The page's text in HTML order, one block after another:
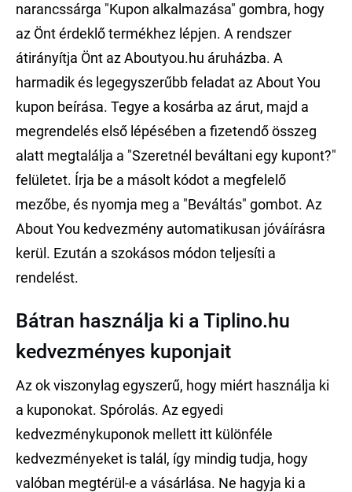
narancssárga "Kupon alkalmazása" gombra, hogy
az Önt érdeklő termékhez lépjen. A rendszer
átirányítja Önt az Aboutyou.hu áruházba. A
harmadik és legegyszerűbb feladat az About You
kupon beírása. Tegye a kosárba az árut, majd a
megrendelés első lépésében a fizetendő összeg
alatt megtalálja a "Szeretnél beváltani egy kupont?"
felületet. Írja be a másolt kódot a megfelelő
mezőbe, és nyomja meg a "Beváltás" gombot. Az
About You kedvezmény automatikusan jóváírásra
kerül. Ezután a szokásos módon teljesíti a
rendelést.
Bátran használja ki a Tiplino.hu
kedvezményes kuponjait
Az ok viszonylag egyszerű, hogy miért használja ki
a kuponokat. Spórolás. Az egyedi
kedvezménykuponok mellett itt különféle
kedvezményeket is talál, így mindig tudja, hogy
valóban megtérül-e a vásárlása. Ne hagyja ki a